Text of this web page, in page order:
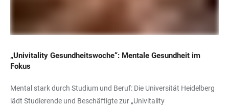
„Univitality Gesundheitswoche“: Mentale Gesundheit im
Fokus
Mental stark durch Studium und Beruf: Die Universität Heidelberg
lädt Studierende und Beschäftigte zur „Univitality